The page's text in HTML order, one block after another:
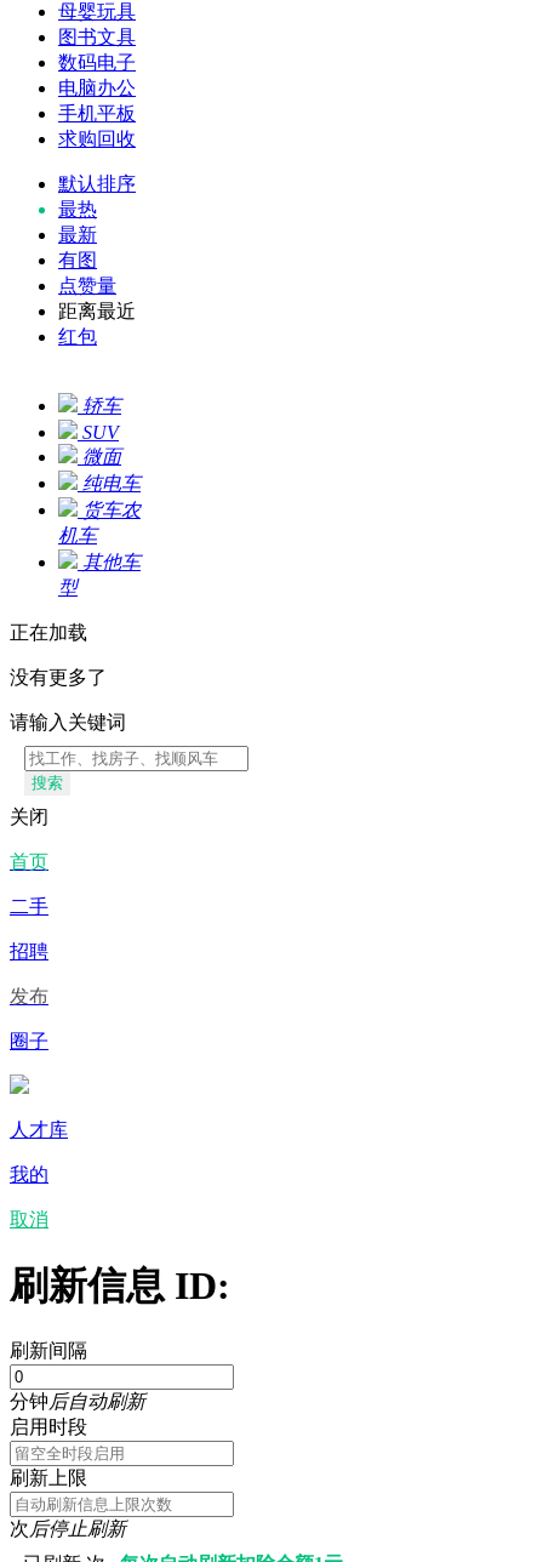
母婴玩具
图书文具
数码电子
电脑办公
手机平板
求购回收
默认排序
最热
最新
有图
点赞量
距离最近
红包
轿车
SUV
微面
纯电车
货车农
机车
其他车
型
正在加载
没有更多了
请输入关键词
搜索
关闭
首页
二手
招聘
发布
圈子
人才库
我的
取消
刷新信息 ID:
刷新间隔
分钟后自动刷新
启用时段
刷新上限
次后停止刷新